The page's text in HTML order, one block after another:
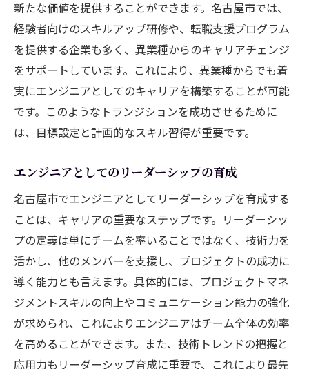
新たな価値を提供することができます。名古屋市では、
経験者向けのスキルアップ研修や、転職支援プログラム
を提供する企業も多く、異業種からのキャリアチェンジ
をサポートしています。これにより、異業種からでも着
実にエンジニアとしてのキャリアを構築することが可能
です。このようなトランジションを成功させるために
は、目標設定と計画的なスキル習得が重要です。
エンジニアとしてのリーダーシップの育成
名古屋市でエンジニアとしてリーダーシップを育成する
ことは、キャリアの重要なステップです。リーダーシッ
プの定義は単にチームを率いることではなく、技術力を
活かし、他のメンバーを支援し、プロジェクトの成功に
導く能力とも言えます。具体的には、プロジェクトマネ
ジメントスキルの向上やコミュニケーション能力の強化
が求められ、これによりエンジニアはチーム全体の効率
を高めることができます。また、技術トレンドの把握と
応用力もリーダーシップ育成に重要で、これにより最先